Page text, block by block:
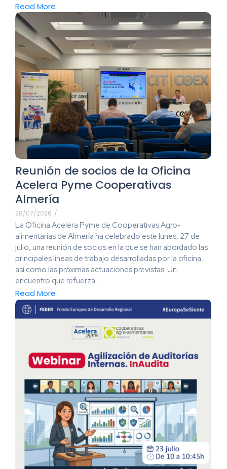
Read More
Reunión de socios de la Oficina
Acelera Pyme Cooperativas
Almería
28/07/2026 /
La Oficina Acelera Pyme de Cooperativas Agro-
alimentarias de Almería ha celebrado este lunes, 27 de
julio, una reunión de socios en la que se han abordado las
principales líneas de trabajo desarrolladas por la oficina,
así como las próximas actuaciones previstas. Un
encuentro que refuerza...
Read More